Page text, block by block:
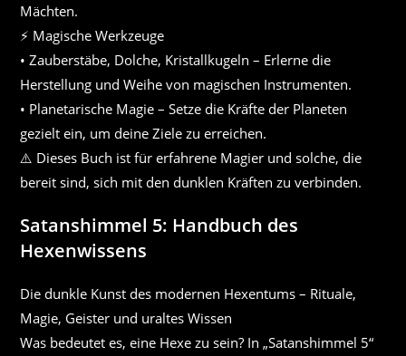
Mächten.
⚡ Magische Werkzeuge
• Zauberstäbe, Dolche, Kristallkugeln – Erlerne die
Herstellung und Weihe von magischen Instrumenten.
• Planetarische Magie – Setze die Kräfte der Planeten
gezielt ein, um deine Ziele zu erreichen.
⚠️ Dieses Buch ist für erfahrene Magier und solche, die
bereit sind, sich mit den dunklen Kräften zu verbinden.
Satanshimmel 5: Handbuch des
Hexenwissens
Die dunkle Kunst des modernen Hexentums – Rituale,
Magie, Geister und uraltes Wissen
Was bedeutet es, eine Hexe zu sein? In „Satanshimmel 5“